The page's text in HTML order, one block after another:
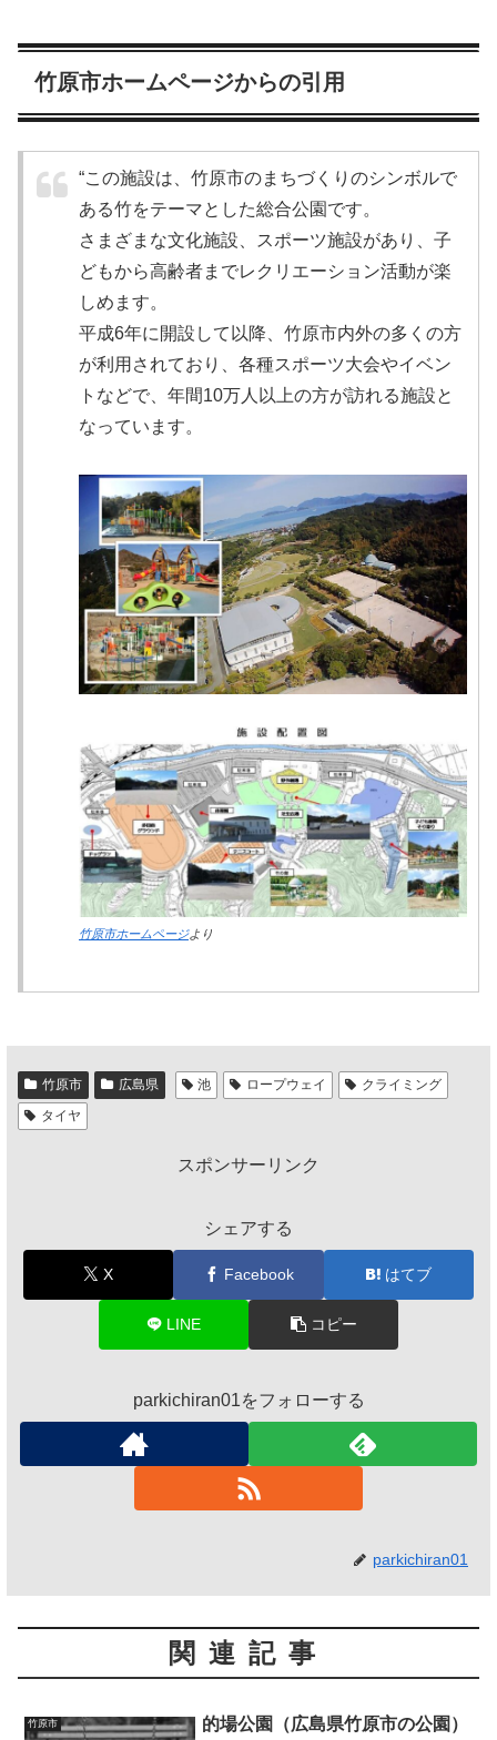
竹原市ホームページからの引用
“この施設は、竹原市のまちづくりのシンボルで
ある竹をテーマとした総合公園です。
さまざまな文化施設、スポーツ施設があり、子
どもから高齢者までレクリエーション活動が楽
しめます。
平成6年に開設して以降、竹原市内外の多くの方
が利用されており、各種スポーツ大会やイベン
トなどで、年間10万人以上の方が訪れる施設と
なっています。
竹原市ホームページより
竹原市 広島県 池 ロープウェイ
クライミング
タイヤ
スポンサーリンク
シェアする
X Facebook はてブ
LINE コピー
parkichiran01をフォローする
parkichiran01
関連記事
竹原市 的場公園（広島県竹原市の公園）